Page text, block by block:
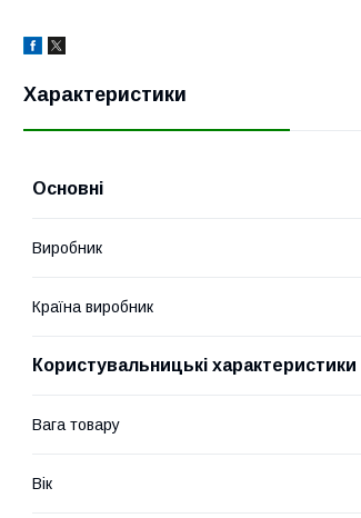
Характеристики
Основні
Виробник
Країна виробник
Користувальницькі характеристики
Вага товару
Вік